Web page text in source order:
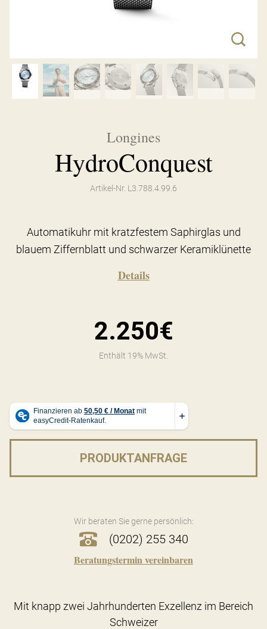
Longines
HydroConquest
Artikel-Nr. L3.788.4.99.6
Automatikuhr mit kratzfestem Saphirglas und
blauem Ziffernblatt und schwarzer Keramiklünette
Details
2.250€
Enthält 19% MwSt.
PRODUKTANFRAGE
Wir beraten Sie gerne persönlich:
(0202) 255 340
Beratungstermin vereinbaren
Mit knapp zwei Jahrhunderten Exzellenz im Bereich
Schweizer